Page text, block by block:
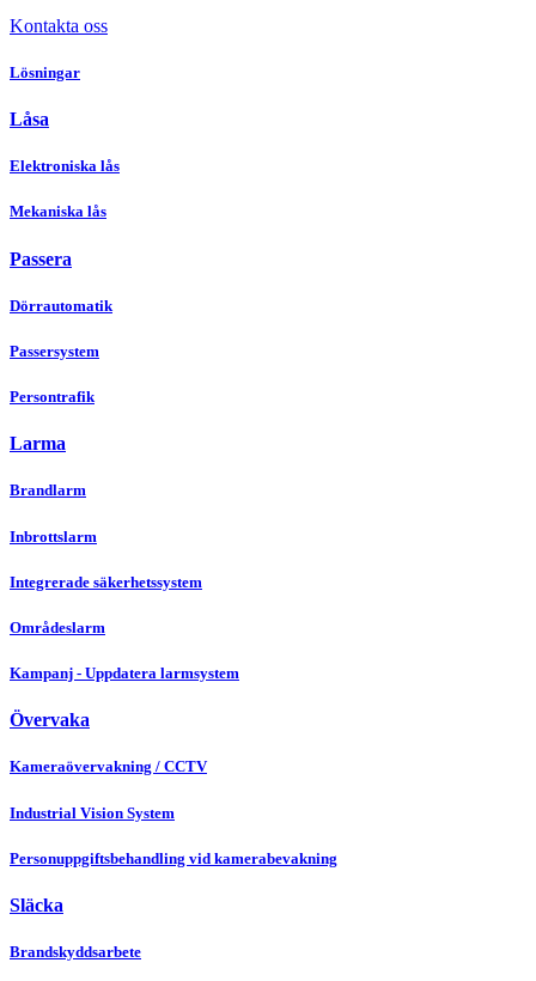
Kontakta oss
Lösningar
Låsa
Elektroniska lås
Mekaniska lås
Passera
Dörrautomatik
Passersystem
Persontrafik
Larma
Brandlarm
Inbrottslarm
Integrerade säkerhetssystem
Områdeslarm
Kampanj - Uppdatera larmsystem
Övervaka
Kameraövervakning / CCTV
Industrial Vision System
Personuppgiftsbehandling vid kamerabevakning
Släcka
Brandskyddsarbete